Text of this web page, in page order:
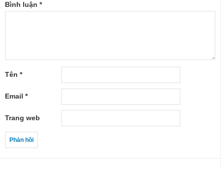
Bình luận *
Tên *
Email *
Trang web